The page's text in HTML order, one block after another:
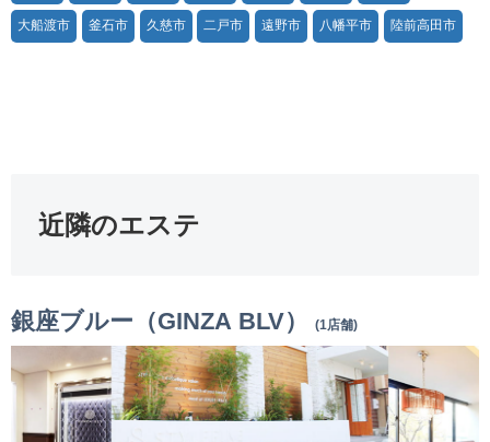
大船渡市 釜石市 久慈市 二戸市 遠野市 八幡平市 陸前高田市
近隣のエステ
銀座ブルー（GINZA BLV） (1店舗)